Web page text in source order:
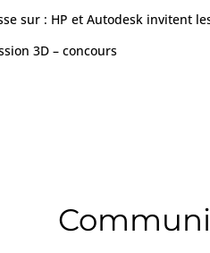
sur : HP et Autodesk invitent
3D – concours